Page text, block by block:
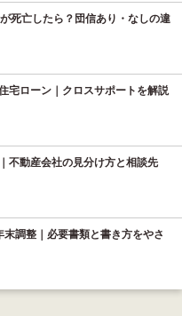
死亡したら？団信あり・なしの違
宅ローン｜クロスサポートを解説
不動産会社の見分け方と相談先
調整｜必要書類と書き方をやさ